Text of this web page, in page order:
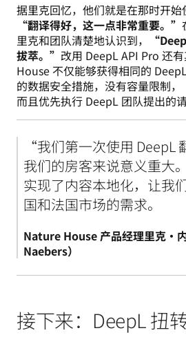
据里克回忆，他们就是在那时开始
“翻译得好，这一点非常重要。”
里克和团队清楚地认识到，
拔萃。” 改用 DeepL API Pro 还
House 不仅能够获得相同的
的数据安全措施，没有容量限制，
而且优先执行 DeepL 团队提出的请
“我们第一次使用 DeepL
我们的房客来说意义重大
实现了内容本地化，让我
Nature House 产品经理里克·
Naebers）
接下来：DeepL 扭